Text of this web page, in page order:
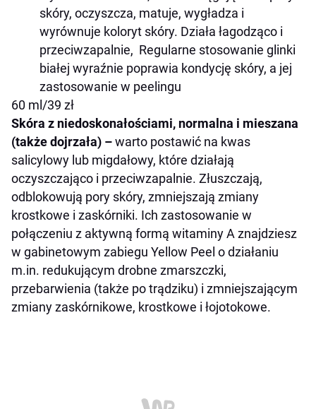
skóry, oczyszcza, matuje, wygładza i
wyrównuje koloryt skóry. Działa łagodząco i
przeciwzapalnie, Regularne stosowanie glinki
białej wyraźnie poprawia kondycję skóry, a jej
zastosowanie w peelingu
60 ml/39 zł
Skóra z niedoskonałościami, normalna i mieszana
(także dojrzała) –warto postawić na kwas
salicylowy lub migdałowy, które działają
oczyszczająco i przeciwzapalnie. Złuszczają,
odblokowują pory skóry, zmniejszają zmiany
krostkowe i zaskórniki. Ich zastosowanie w
połączeniu z aktywną formą witaminy A znajdziesz
w gabinetowym zabiegu Yellow Peel o działaniu
m.in. redukującym drobne zmarszczki,
przebarwienia (także po trądziku) i zmniejszającym
zmiany zaskórnikowe, krostkowe i łojotokowe.